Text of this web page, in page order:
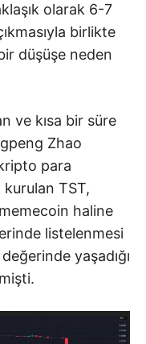
olarak 6-7
birlikte
düşüşe neden
ve kısa bir süre
Zhao
para
kurulan TST,
haline
listelenmesi
yaşadığı